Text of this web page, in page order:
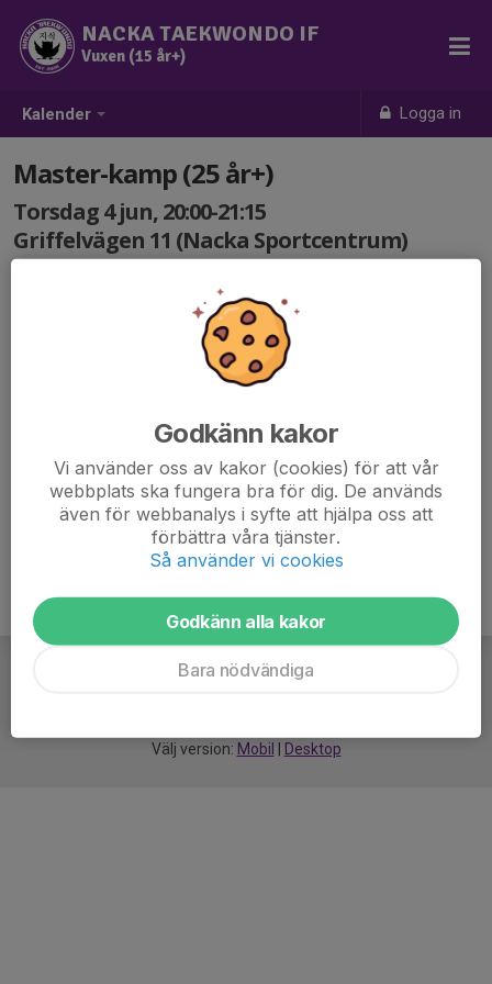
Kalender Logga in
NACKA TAEKWONDO IF
Vuxen (15 år+)
Master-kamp (25 år+)
Torsdag 4 jun, 20:00-21:15
Griffelvägen 11 (Nacka Sportcentrum)
Kamp- och sparringträning för utövare 25 år+.
Bra med egen uppsättning av skyddsutrustning. För de
Välj version: Mobil Desktop
Godkänn kakor
Vi använder oss av kakor (cookies) för att vår
webbplats ska fungera bra för dig. De används
även för webbanalys i syfte att hjälpa oss att
förbättra våra tjänster.
Så använder vi cookies
Godkänn alla kakor
Bara nödvändiga